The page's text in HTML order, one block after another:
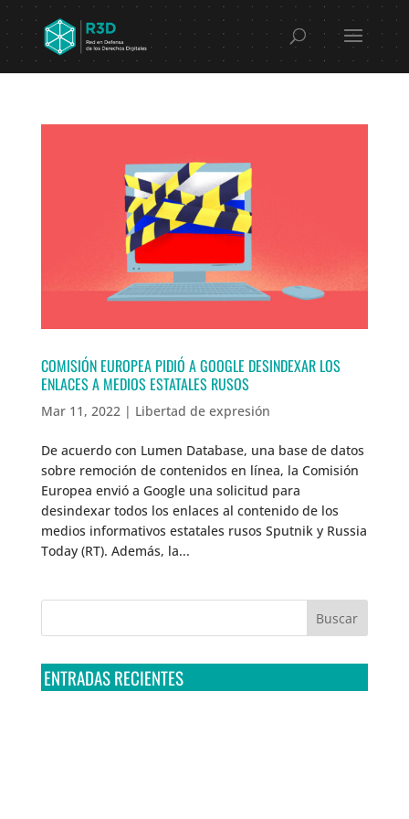
COMISIÓN EUROPEA PIDIÓ A GOOGLE DESINDEXAR LOS
ENLACES A MEDIOS ESTATALES RUSOS
Mar 11, 2022| Libertad de expresión
De acuerdo con Lumen Database, una base de datos
sobre remoción de contenidos en línea, la Comisión
Europea envió a Google una solicitud para
desindexar todos los enlaces al contenido de los
medios informativos estatales rusos Sputnik y Russia
Today (RT). Además, la...
ENTRADAS RECIENTES